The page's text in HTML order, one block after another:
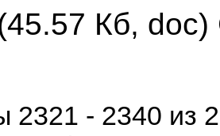
Кб, doc)
2321 - 2340 из